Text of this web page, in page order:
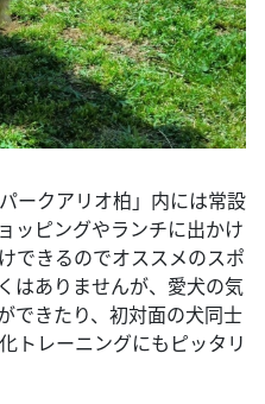
ークアリオ柏」内には常設
ッピングやランチに出かけ
できるのでオススメのスポ
はありませんが、愛犬の気
できたり、初対面の犬同士
トレーニングにもピッタリ